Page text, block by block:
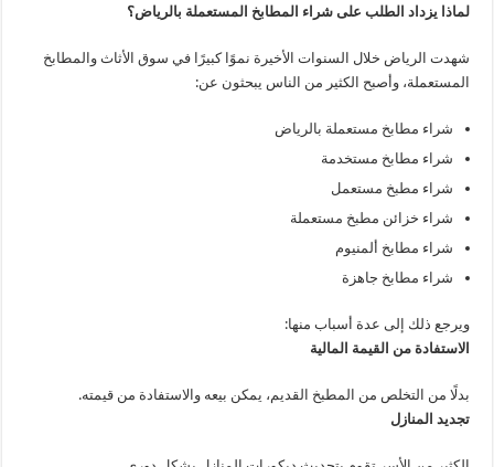
لماذا يزداد الطلب على شراء المطابخ المستعملة بالرياض؟
شهدت الرياض خلال السنوات الأخيرة نموًا كبيرًا في سوق الأثاث والمطابخ
المستعملة، وأصبح الكثير من الناس يبحثون عن:
شراء مطابخ مستعملة بالرياض
شراء مطابخ مستخدمة
شراء مطبخ مستعمل
شراء خزائن مطبخ مستعملة
شراء مطابخ ألمنيوم
شراء مطابخ جاهزة
ويرجع ذلك إلى عدة أسباب منها:
الاستفادة من القيمة المالية
بدلًا من التخلص من المطبخ القديم، يمكن بيعه والاستفادة من قيمته.
تجديد المنازل